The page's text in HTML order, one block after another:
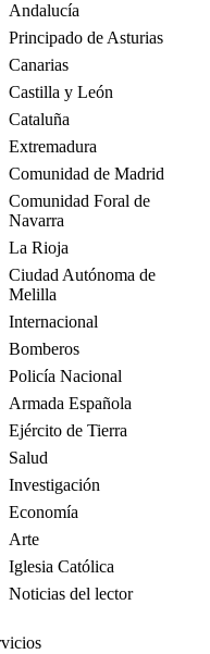
Andalucía
Principado de Asturias
Canarias
Castilla y León
Cataluña
Extremadura
Comunidad de Madrid
Comunidad Foral de
Navarra
La Rioja
Ciudad Autónoma de
Melilla
Internacional
Bomberos
Policía Nacional
Armada Española
Ejército de Tierra
Salud
Investigación
Economía
Arte
Iglesia Católica
Noticias del lector